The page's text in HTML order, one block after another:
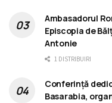
Ambasadorul
Episcopia de
Antonie
1 DISTRIBUIRI
Conferință
Basarabia,